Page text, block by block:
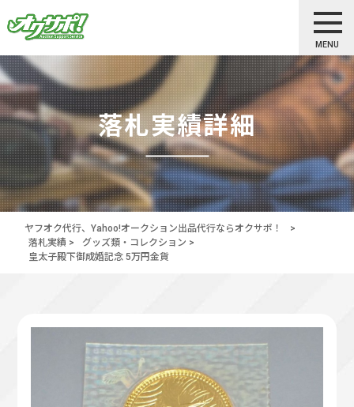
MENU
落札実績詳細
ヤフオク代行、Yahoo!オークション出品代行ならオクサポ！
>
落札実績 > グッズ類・コレクション >
皇太子殿下御成婚記念 5万円金貨